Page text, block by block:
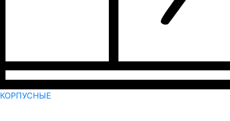
КОРПУСНЫЕ